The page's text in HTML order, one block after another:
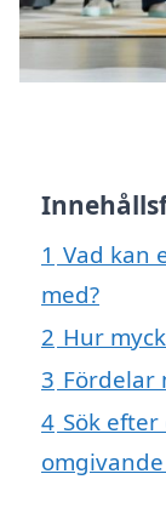
1 Vad kan
med?
2 Hur
3 Fördelar
4 Sök